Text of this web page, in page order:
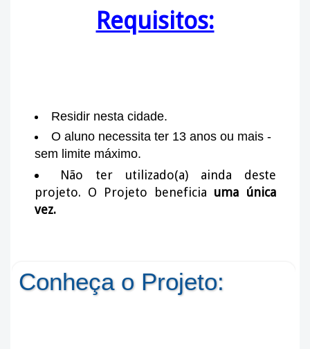
Requisitos:
Residir nesta cidade.
O aluno necessita ter 13 anos ou mais -
sem limite máximo.
Não ter utilizado(a) ainda deste
projeto. O Projeto beneficia uma única
vez.